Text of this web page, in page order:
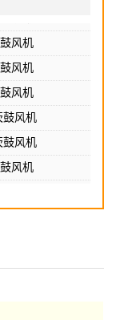
鼓风机
风机
风机
风机
鼓风机
鼓风机
风机
鼓风机